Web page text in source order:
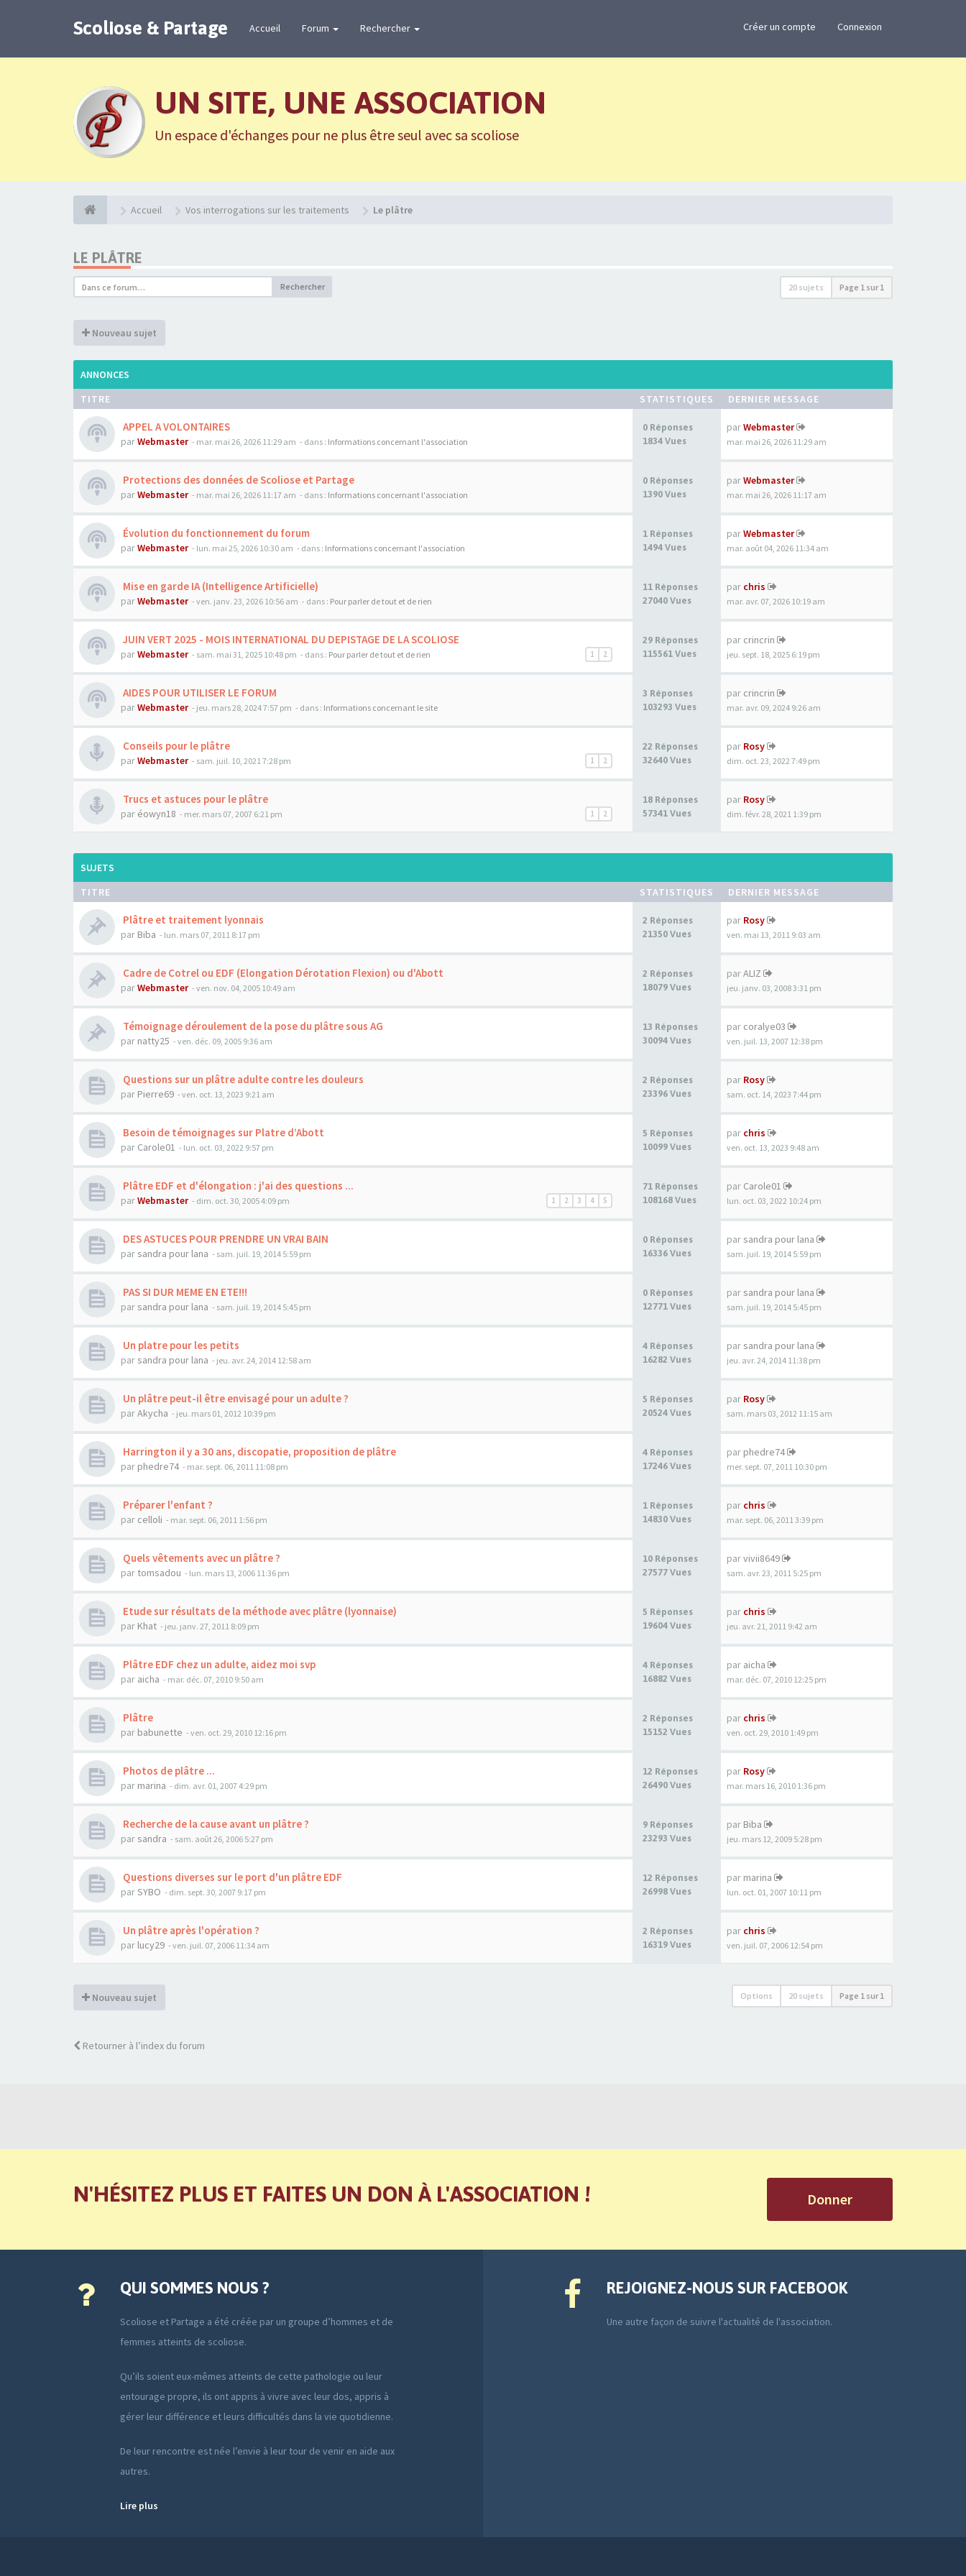
Scoliose & Partage Accueil Forum Rechercher Créer un compte Connexion
UN SITE, UNE ASSOCIATION
Un espace d'échanges pour ne plus être seul avec sa scoliose
Accueil Vos interrogations sur les traitements Le plâtre
LE PLÂTRE
Rechercher 20 sujets Page 1 sur1
Nouveau sujet
ANNONCES
TITRE
STATISTIQUES DERNIER MESSAGE
APPEL A VOLONTAIRES
parWebmaster - mar. mai 26, 2026 11:29 am - dans : Informations concernant l'association
0 Réponses
1834 Vues
parWebmaster
mar. mai 26, 2026 11:29 am
Protections des données de Scoliose et Partage
parWebmaster - mar. mai 26, 2026 11:17 am - dans : Informations concernant l'association
0 Réponses
1390 Vues
parWebmaster
mar. mai 26, 2026 11:17 am
Évolution du fonctionnement du forum
parWebmaster - lun. mai 25, 2026 10:30 am - dans : Informations concernant l'association
1 Réponses
1494 Vues
parWebmaster
mar. août 04, 2026 11:34 am
Mise en garde IA (Intelligence Artificielle)
parWebmaster - ven. janv. 23, 2026 10:56 am - dans : Pour parler de tout et de rien
11 Réponses
27040 Vues
par chris
mar. avr. 07, 2026 10:19 am
JUIN VERT 2025 - MOIS INTERNATIONAL DU DEPISTAGE DE LA SCOLIOSE
1 2
parWebmaster - sam. mai 31, 2025 10:48 pm - dans : Pour parler de tout et de rien
29 Réponses
115561 Vues
par crincrin
jeu. sept. 18, 2025 6:19 pm
AIDES POUR UTILISER LE FORUM
parWebmaster - jeu. mars 28, 2024 7:57 pm - dans : Informations concernant le site
3 Réponses
103293 Vues
par crincrin
mar. avr. 09, 2024 9:26 am
Conseils pour le plâtre
1 2
parWebmaster - sam. juil. 10, 2021 7:28 pm
22 Réponses
32640 Vues
par Rosy
dim. oct. 23, 2022 7:49 pm
Trucs et astuces pour le plâtre
1 2
par éowyn18 - mer. mars 07, 2007 6:21 pm
18 Réponses
57341 Vues
par Rosy
dim. févr. 28, 2021 1:39 pm
SUJETS
TITRE
STATISTIQUES DERNIER MESSAGE
Plâtre et traitement lyonnais
par Biba - lun. mars 07, 2011 8:17 pm
2 Réponses
21350 Vues
par Rosy
ven. mai 13, 2011 9:03 am
Cadre de Cotrel ou EDF (Elongation Dérotation Flexion) ou d'Abott
parWebmaster - ven. nov. 04, 2005 10:49 am
2 Réponses
18079 Vues
parALIZ
jeu. janv. 03, 2008 3:31 pm
Témoignage déroulement de la pose du plâtre sous AG
par natty25 - ven. déc. 09, 2005 9:36 am
13 Réponses
30094 Vues
par coralye03
ven. juil. 13, 2007 12:38 pm
Questions sur un plâtre adulte contre les douleurs
par Pierre69 - ven. oct. 13, 2023 9:21 am
2 Réponses
23396 Vues
par Rosy
sam. oct. 14, 2023 7:44 pm
Besoin de témoignages sur Platre d’Abott
par Carole01 - lun. oct. 03, 2022 9:57 pm
5 Réponses
10099 Vues
par chris
ven. oct. 13, 2023 9:48 am
Plâtre EDF et d'élongation : j'ai des questions ...
1 2 3 4 5
parWebmaster - dim. oct. 30, 2005 4:09 pm
71 Réponses
108168 Vues
par Carole01
lun. oct. 03, 2022 10:24 pm
DES ASTUCES POUR PRENDRE UN VRAI BAIN
par sandra pour lana - sam. juil. 19, 2014 5:59 pm
0 Réponses
16336 Vues
par sandra pour lana
sam. juil. 19, 2014 5:59 pm
PAS SI DUR MEME EN ETE!!!
par sandra pour lana - sam. juil. 19, 2014 5:45 pm
0 Réponses
12771 Vues
par sandra pour lana
sam. juil. 19, 2014 5:45 pm
Un platre pour les petits
par sandra pour lana - jeu. avr. 24, 2014 12:58 am
4 Réponses
16282 Vues
par sandra pour lana
jeu. avr. 24, 2014 11:38 pm
Un plâtre peut-il être envisagé pour un adulte ?
parAkycha - jeu. mars 01, 2012 10:39 pm
5 Réponses
20524 Vues
par Rosy
sam. mars 03, 2012 11:15 am
Harrington il y a 30 ans, discopatie, proposition de plâtre
par phedre74 - mar. sept. 06, 2011 11:08 pm
4 Réponses
17246 Vues
par phedre74
mer. sept. 07, 2011 10:30 pm
Préparer l'enfant ?
par celloli - mar. sept. 06, 2011 1:56 pm
1 Réponses
14830 Vues
par chris
mar. sept. 06, 2011 3:39 pm
Quels vêtements avec un plâtre ?
par tomsadou - lun. mars 13, 2006 11:36 pm
10 Réponses
27577 Vues
parvivii8649
sam. avr. 23, 2011 5:25 pm
Etude sur résultats de la méthode avec plâtre (lyonnaise)
par Khat - jeu. janv. 27, 2011 8:09 pm
5 Réponses
19604 Vues
par chris
jeu. avr. 21, 2011 9:42 am
Plâtre EDF chez un adulte, aidez moi svp
par aicha - mar. déc. 07, 2010 9:50 am
4 Réponses
16882 Vues
par aicha
mar. déc. 07, 2010 12:25 pm
Plâtre
par babunette - ven. oct. 29, 2010 12:16 pm
2 Réponses
15152 Vues
par chris
ven. oct. 29, 2010 1:49 pm
Photos de plâtre ...
par marina - dim. avr. 01, 2007 4:29 pm
12 Réponses
26490 Vues
par Rosy
mar. mars 16, 2010 1:36 pm
Recherche de la cause avant un plâtre ?
par sandra - sam. août 26, 2006 5:27 pm
9 Réponses
23293 Vues
par Biba
jeu. mars 12, 2009 5:28 pm
Questions diverses sur le port d'un plâtre EDF
parSYBO - dim. sept. 30, 2007 9:17 pm
12 Réponses
26998 Vues
par marina
lun. oct. 01, 2007 10:11 pm
Un plâtre après l'opération ?
par lucy29 - ven. juil. 07, 2006 11:34 am
2 Réponses
16319 Vues
par chris
ven. juil. 07, 2006 12:54 pm
Nouveau sujet Options 20 sujets Page 1 sur1
Retourner à l’index du forum
N'HÉSITEZ PLUS ET FAITES UN DON À L'ASSOCIATION ! Donner
QUI SOMMES NOUS ?
Scoliose et Partage a été créée par un groupe d’hommes et de
femmes atteints de scoliose.
Qu’ils soient eux-mêmes atteints de cette pathologie ou leur
entourage propre, ils ont appris à vivre avec leur dos, appris à
gérer leur différence et leurs difficultés dans la vie quotidienne.
De leur rencontre est née l’envie à leur tour de venir en aide aux
autres.
Lire plus
REJOIGNEZ-NOUS SUR FACEBOOK
Une autre façon de suivre l'actualité de l'association.